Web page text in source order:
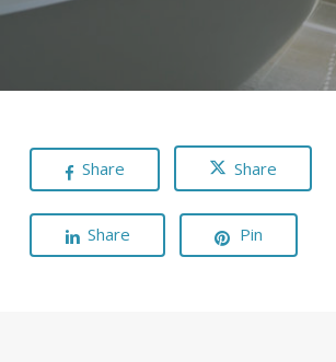
Share Share
Share Pin